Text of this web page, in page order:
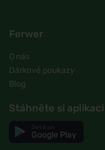
Ferwer
O nás
Dárkové poukazy
Blog
Stáhněte si aplikaci
Google Play